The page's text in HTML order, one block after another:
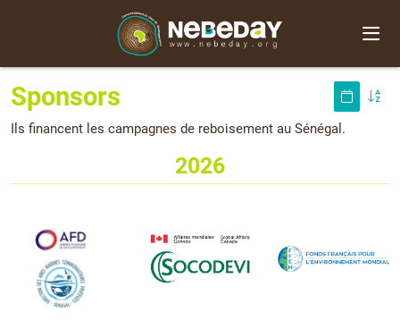
Sponsors
Ils financent les campagnes de reboisement au Sénégal.
2026